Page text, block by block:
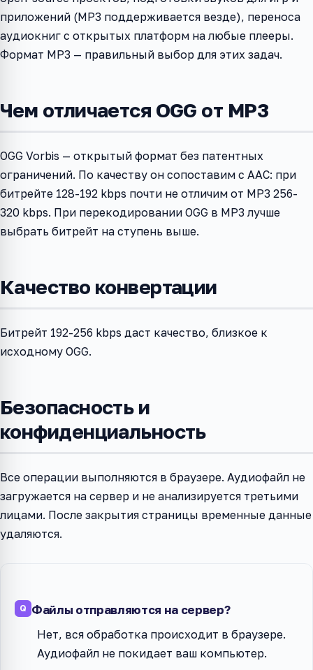
приложений (MP3 поддерживается везде), переноса
аудиокниг с открытых платформ на любые плееры.
Формат MP3 — правильный выбор для этих задач.
Чем отличается OGG от MP3
OGG Vorbis — открытый формат без патентных
ограничений. По качеству он сопоставим с AAC: при
битрейте 128-192 kbps почти не отличим от MP3 256-
320 kbps. При перекодировании OGG в MP3 лучше
выбрать битрейт на ступень выше.
Качество конвертации
Битрейт 192-256 kbps даст качество, близкое к
исходному OGG.
Безопасность и
конфиденциальность
Все операции выполняются в браузере. Аудиофайл не
загружается на сервер и не анализируется третьими
лицами. После закрытия страницы временные данные
удаляются.
Файлы отправляются на сервер?
Нет, вся обработка происходит в браузере.
Аудиофайл не покидает ваш компьютер.